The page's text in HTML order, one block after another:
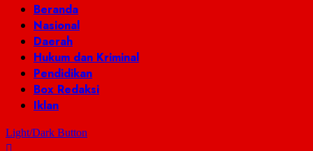
Primary
Menu
Beranda
Nasional
Daerah
Hukum dan Kriminal
Pendidikan
Box Redaksi
Iklan
Light/Dark Button